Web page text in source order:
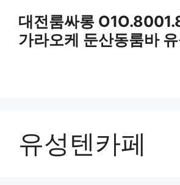
대전룸싸롱
가라오케 둔산동룸바
유성텐카페